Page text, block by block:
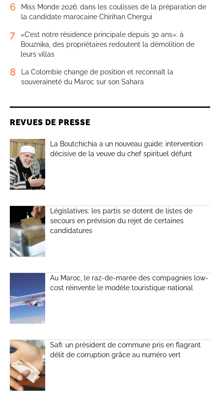
6
Miss Monde 2026: dans les coulisses de la préparation de
la candidate marocaine Chirihan Chergui
7
«C’est notre résidence principale depuis 30 ans»: à
Bouznika, des propriétaires redoutent la démolition de
leurs villas
8
La Colombie change de position et reconnaît la
souveraineté du Maroc sur son Sahara
REVUES DE PRESSE
La Boutchichia a un nouveau guide: intervention
décisive de la veuve du chef spirituel défunt
Législatives: les partis se dotent de listes de
secours en prévision du rejet de certaines
candidatures
Au Maroc, le raz-de-marée des compagnies low-
cost réinvente le modèle touristique national
Safi: un président de commune pris en flagrant
délit de corruption grâce au numéro vert